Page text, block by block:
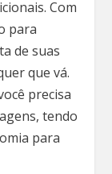
Com
para
de suas
que vá.
precisa
tendo
para